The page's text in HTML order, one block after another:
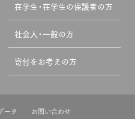
在学生・在学生の保護者の方
社会人・一般の方
寄付をお考えの方
ータ お問い合わせ